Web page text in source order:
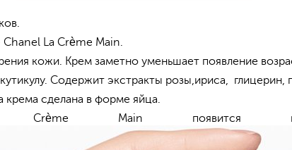
La Crème Main.
кожи. Крем заметно уменьшает появление
Содержит экстракты розы,ириса,
крема сделана в форме яйца.
Main появится